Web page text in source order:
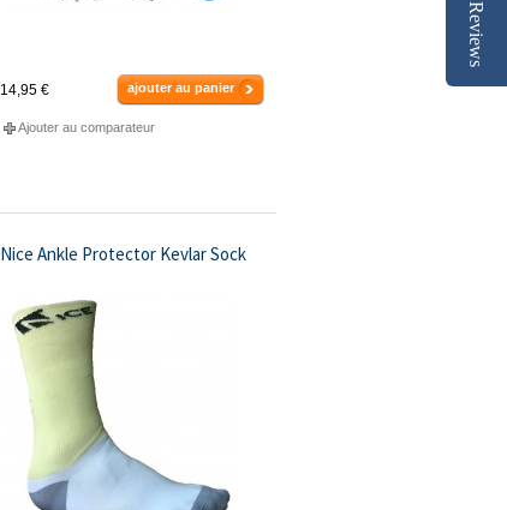
14,95 € ajouter au panier
Ajouter au comparateur
Nice Ankle Protector Kevlar Sock
Reviews